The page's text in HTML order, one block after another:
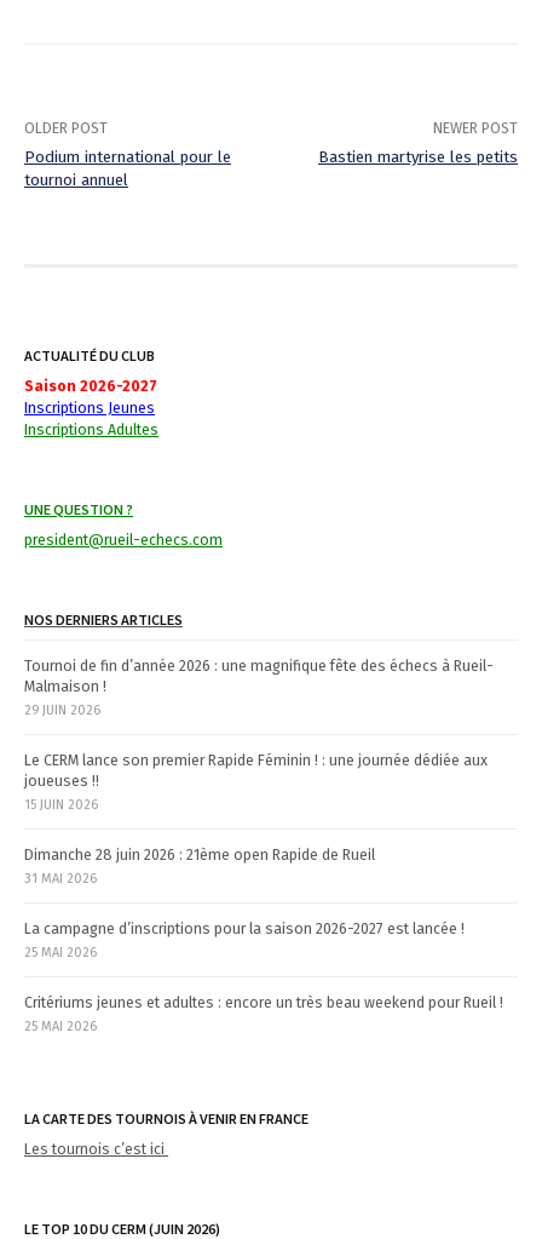
P
n
a
i
g
t
i
o
n
OLDER POST
Podium international pour le
tournoi annuel
NEWER POST
Bastien martyrise les petits
ACTUALITÉ DU CLUB
Saison 2026-2027
Inscriptions Jeunes
Inscriptions Adultes
UNE QUESTION ?
president@rueil-echecs.com
NOS DERNIERS ARTICLES
Tournoi de fin d’année 2026 : une magnifique fête des échecs à Rueil-
Malmaison !
29 JUIN 2026
Le CERM lance son premier Rapide Féminin ! : une journée dédiée aux
joueuses !!
15 JUIN 2026
Dimanche 28 juin 2026 : 21ème open Rapide de Rueil
31 MAI 2026
La campagne d’inscriptions pour la saison 2026-2027 est lancée !
25 MAI 2026
Critériums jeunes et adultes : encore un très beau weekend pour Rueil !
25 MAI 2026
LA CARTE DES TOURNOIS À VENIR EN FRANCE
Les tournois c’est ici
LE TOP 10 DU CERM (JUIN 2026)